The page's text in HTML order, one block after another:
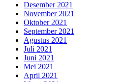
Desember 2021
November 2021
Oktober 2021
September 2021
Agustus 2021
Juli 2021
Juni 2021
Mei 2021
April 2021